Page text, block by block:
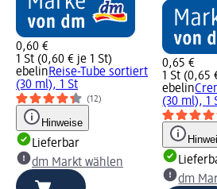
0,60 €
1 St (0,60 € je 1 St)
ebelinReise-Tube sortiert
(30 ml), 1 St
(12)
Hinweise
Lieferbar
dm Markt wählen
0,65 €
1 St (0,65
ebelin
(30 ml), 1
dm